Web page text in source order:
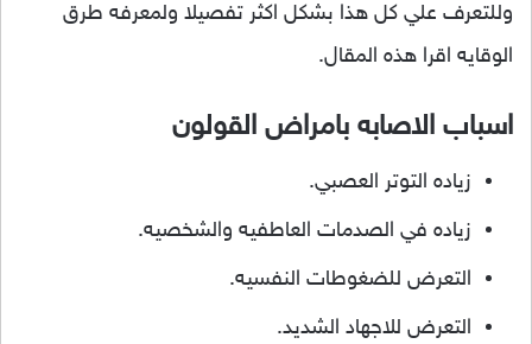
وللتعرف علي كل هذا بشكل اكثر تفصيلا ولمعرفه طرق
الوقايه اقرا هذه المقال.
اسباب الاصابه بامراض القولون
زياده التوتر العصبي.
زياده في الصدمات العاطفيه والشخصيه.
التعرض للضغوطات النفسيه.
التعرض للاجهاد الشديد.